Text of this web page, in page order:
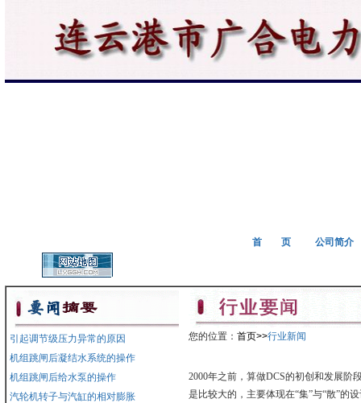
首 页 公司简介
引起调节级压力异常的原因
机组跳闸后凝结水系统的操作
机组跳闸后给水泵的操作
汽轮机转子与汽缸的相对膨胀
您的位置： 首页>>行业新闻
2000年之前，算做DCS的初创和发展阶
是比较大的，主要体现在“集”与“散”的